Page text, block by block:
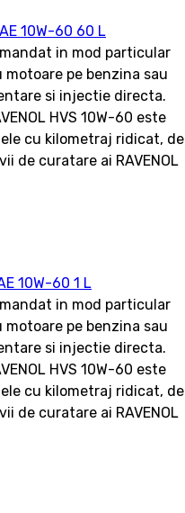
10W-60 60 L
in mod particular
pe benzina sau
si injectie directa.
HVS 10W-60 este
cu kilometraj ridicat, de
de curatare ai RAVENOL
10W-60 1 L
in mod particular
pe benzina sau
si injectie directa.
HVS 10W-60 este
cu kilometraj ridicat, de
de curatare ai RAVENOL